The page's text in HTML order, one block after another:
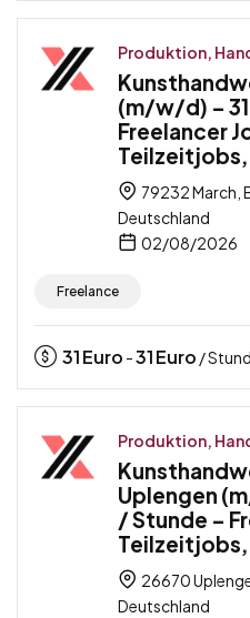
Produktion,
(m/w/d) –
Freelancer
79232 March,
Deutschland
02/08/2026
Freelance
31Euro -31Euro /
Produktion,
Uplengen
/ Stunde –
26670
Deutschland